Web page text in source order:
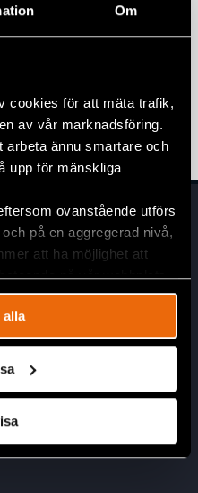
Om
cookies för att mäta trafik,
av vår marknadsföring.
arbeta ännu smartare och
upp för mänskliga
ovanstående utförs
på en aggregerad nivå,
att ha möjlighet att
på vår webbplats.
alla
utlänningar
2025:114)